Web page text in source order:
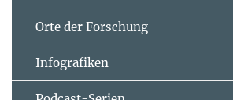
Orte der Forschung
Infografiken